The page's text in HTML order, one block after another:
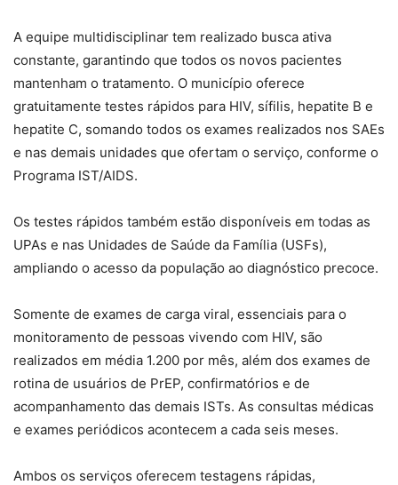
A equipe multidisciplinar tem realizado busca ativa
constante, garantindo que todos os novos pacientes
mantenham o tratamento. O município oferece
gratuitamente testes rápidos para HIV, sífilis, hepatite B e
hepatite C, somando todos os exames realizados nos SAEs
e nas demais unidades que ofertam o serviço, conforme o
Programa IST/AIDS.
Os testes rápidos também estão disponíveis em todas as
UPAs e nas Unidades de Saúde da Família (USFs),
ampliando o acesso da população ao diagnóstico precoce.
Somente de exames de carga viral, essenciais para o
monitoramento de pessoas vivendo com HIV, são
realizados em média 1.200 por mês, além dos exames de
rotina de usuários de PrEP, confirmatórios e de
acompanhamento das demais ISTs. As consultas médicas
e exames periódicos acontecem a cada seis meses.
Ambos os serviços oferecem testagens rápidas,